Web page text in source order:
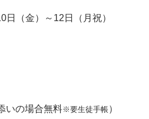
日（金）～12日（月祝）
いの場合無料※要生徒手帳）